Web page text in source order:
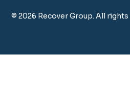
©2026 Recover Group. All rights